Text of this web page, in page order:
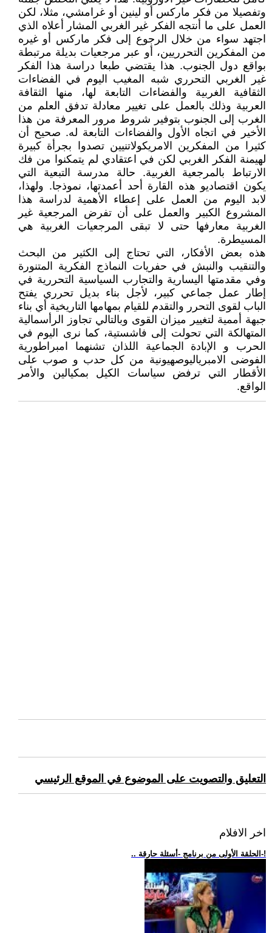
وتفصيلا من فكر ماركس أو لينين أو غرامشي، مثلا، لكن
العمل على ما أنتجه الفكر غير الغربي المشار أعلاه الذي
اجتهد سواء من خلال الرجوع إلى فكر ماركس أو غيره
من المفكرين التحرريين، أو عبر مرجعيات بديلة مرتبطة
بواقع دول الجنوب. هذا يقتضي طبعا دراسة هذا الفكر
غير الغربي التحرري شبه المغيب اليوم في الفضاءات
الثقافية الغربية والفضاءات التابعة لها، منها الثقافة
العربية وذلك بالعمل على تغيير معادلة تدفق العلم من
الغرب إلى الجنوب بتوفير شروط مرور المعرفة من هذا
الأخير في اتجاه الأول والفضاءات التابعة له. صحيح أن
كثيرا من المفكرين الامريكولاتنيين تصدوا بجرأة كبيرة
لهيمنة الفكر الغربي لكن في اعتقادي لم يتمكنوا من فك
الارتباط بالمرجعية الغربية. حالة مدرسة التبعية التي
يكون اقتصاديو هذه القارة أحد أعمدتها، نموذجا. ولهذا،
لابد اليوم من العمل على إعطاء الأهمية لدراسة هذا
المشروع الكبير والعمل على أن تفرض المرجعية غير
الغربية معارفها حتى لا تبقى المرجعيات الغربية هي
المسيطرة.
هذه بعض الأفكار، التي تحتاج إلى الكثير من البحث
والتنقيب والنبش في حفريات النماذج الفكرية المتنورة
وفي مقدمتها اليسارية والتجارب السياسية التحررية في
إطار عمل جماعي كبير، لأجل بناء بديل تحرري يفتح
الباب لقوى التحرر والتقدم للقيام بمهامها التاريخية أي بناء
جبهة أممية لتغيير ميزان القوى وبالتالي تجاوز الرأسمالية
المتهالكة التي تحولت إلى فاشستية، كما نرى اليوم في
الحرب و الإبادة الجماعية اللذان تشنهما امبراطورية
الفوضى الامبرياليوصهيونية من كل حدب و صوب على
الأقطار التي ترفض سياسات الكيل بمكيالين والأمر
الواقع.
التعليق والتصويت على الموضوع في الموقع الرئيسي
اخر الافلام
.. الحلقة الأولى من برنامج -أسئلة حارقة-!